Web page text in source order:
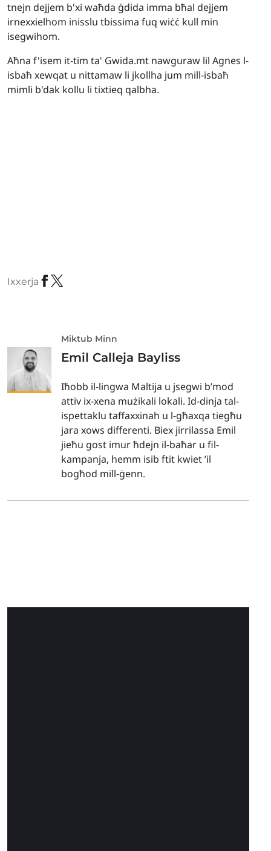
tnejn dejjem b'xi waħda ġdida imma bħal dejjem
irnexxielhom inisslu tbissima fuq wiċċ kull min
isegwihom.
Aħna f'isem it-tim ta' Gwida.mt nawguraw lil Agnes l-
isbaħ xewqat u nittamaw li jkollha jum mill-isbaħ
mimli b'dak kollu li tixtieq qalbha.
Ixxerja
Miktub Minn
Emil Calleja Bayliss
Iħobb il-lingwa Maltija u jsegwi b’mod
attiv ix-xena mużikali lokali. Id-dinja tal-
ispettaklu taffaxxinah u l-għaxqa tiegħu
jara xows differenti. Biex jirrilassa Emil
jieħu gost imur ħdejn il-baħar u fil-
kampanja, hemm isib ftit kwiet ’il
bogħod mill-ġenn.